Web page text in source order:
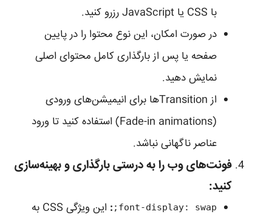
با CSS یا JavaScript رزرو کنید.
در صورت امکان، این نوع محتوا را در پایین
صفحه یا پس از بارگذاری کامل محتوای اصلی
نمایش دهید.
از Transitionها برای انیمیشن‌های ورودی
(Fade-in animations) استفاده کنید تا ورود
عناصر ناگهانی نباشد.
فونت‌های وب را به درستی بارگذاری و بهینه‌سازی
کنید:
font-display: swap;
:
این ویژگی CSS به